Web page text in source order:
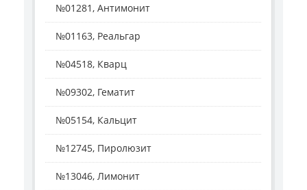
№01281, Антимонит
№01163, Реальгар
№04518, Кварц
№09302, Гематит
№05154, Кальцит
№12745, Пиролюзит
№13046, Лимонит